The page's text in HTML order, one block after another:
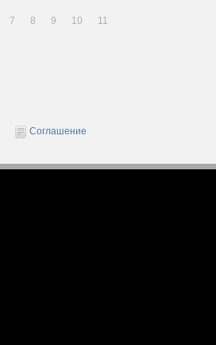
7 8 9 10 11
Соглашение